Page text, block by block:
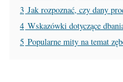
3 Jak rozpoznać, czy dany
4 Wskazówki dotyczące
5 Popularne mity na temat